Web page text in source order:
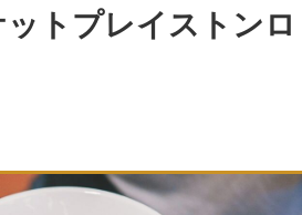
トプレイストンロ